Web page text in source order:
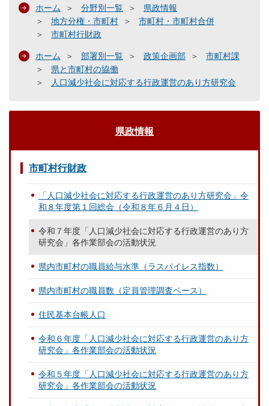
ホーム 分野別一覧
県政情報
地方分権・市町村
市町村・市町村合併
市町村行財政
ホーム 部署別一覧 政策企画部
市町村課
県と市町村の協働
人口減少社会に対応する行政運営のあり方研究会
県政情報
市町村行財政
「人口減少社会に対応する行政運営のあり方研究会」令
和８年度第１回総会（令和８年６月４日）
令和７年度「人口減少社会に対応する行政運営のあり方
研究会」各作業部会の活動状況
県内市町村の職員給与水準（ラスパイレス指数）
県内市町村の職員数（定員管理調査ベース）
住民基本台帳人口
令和６年度「人口減少社会に対応する行政運営のあり方
研究会」各作業部会の活動状況
令和５年度「人口減少社会に対応する行政運営のあり方
研究会」各作業部会の活動状況